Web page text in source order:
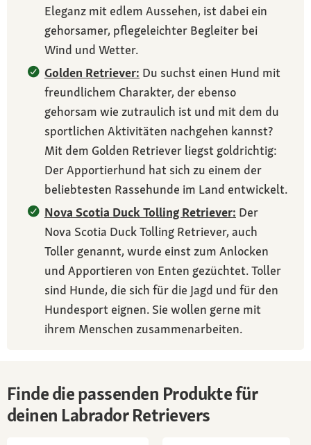
Eleganz mit edlem Aussehen, ist dabei ein
gehorsamer, pflegeleichter Begleiter bei
Wind und Wetter.
Golden Retriever: Du suchst einen Hund mit
freundlichem Charakter, der ebenso
gehorsam wie zutraulich ist und mit dem du
sportlichen Aktivitäten nachgehen kannst?
Mit dem Golden Retriever liegst goldrichtig:
Der Apportierhund hat sich zu einem der
beliebtesten Rassehunde im Land entwickelt.
Nova Scotia Duck Tolling Retriever: Der
Nova Scotia Duck Tolling Retriever, auch
Toller genannt, wurde einst zum Anlocken
und Apportieren von Enten gezüchtet. Toller
sind Hunde, die sich für die Jagd und für den
Hundesport eignen. Sie wollen gerne mit
ihrem Menschen zusammenarbeiten.
Finde die passenden Produkte für
deinen Labrador Retrievers